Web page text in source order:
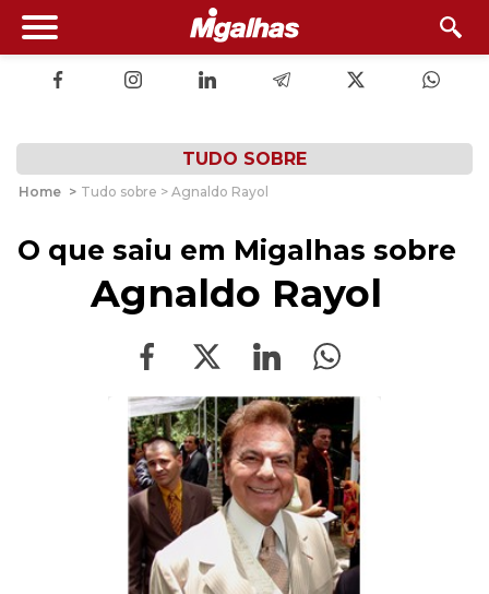
TUDO SOBRE
Home > Tudo sobre > Agnaldo Rayol
O que saiu em Migalhas sobre
Agnaldo Rayol